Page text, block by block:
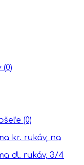
(0)
(0)
kr. rukáv, na
dl. rukáv, 3/4